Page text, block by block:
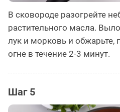
В сковороде разогрейте
растительного масла.
лук и морковь и
огне в течение 2-3 минут.
Шаг 5